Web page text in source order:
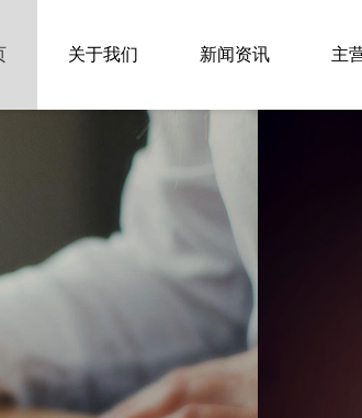
关于我们 新闻资讯 主